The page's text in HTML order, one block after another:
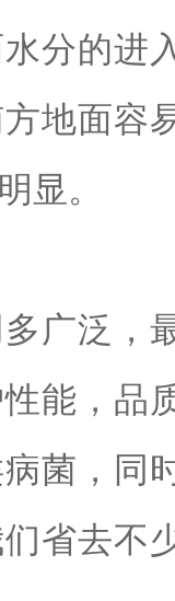
分的进
地面容
显。
广泛，
能，品
菌，同
省去不